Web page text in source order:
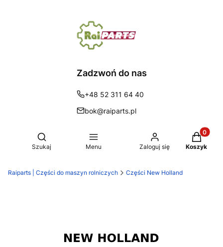
Zadzwoń do nas
+48 52 311 64 40
bok@raiparts.pl
Otwórz wyszukiwarkę
Szukaj Menu Zaloguj się Koszyk
Raiparts | Części do maszyn rolniczych Części New Holland